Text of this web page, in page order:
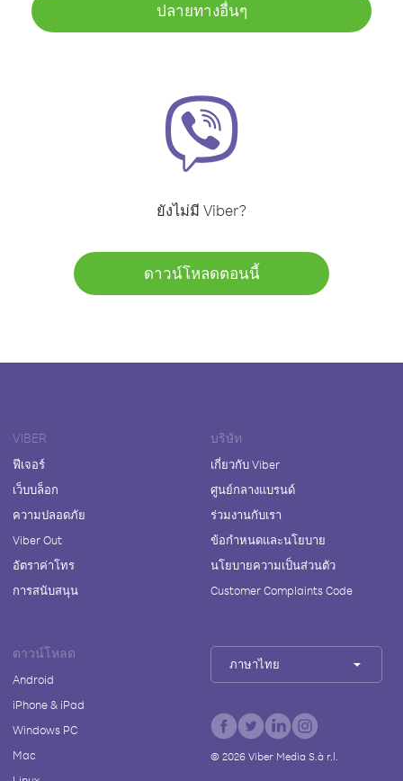
ปลายทางอื่นๆ
ยังไม่มี Viber?
ดาวน์โหลดตอนนี้
VIBER
ฟีเจอร์
เว็บบล็อก
ความปลอดภัย
Viber Out
อัตราค่าโทร
การสนับสนุน
บริษัท
เกี่ยวกับ Viber
ศูนย์กลางแบรนด์
ร่วมงานกับเรา
ข้อกำหนดและนโยบาย
นโยบายความเป็นส่วนตัว
Customer Complaints Code
ดาวน์โหลด
Android
iPhone & iPad
Windows PC
Mac
ภาษาไทย
© 2026Viber Media S.à r.l.